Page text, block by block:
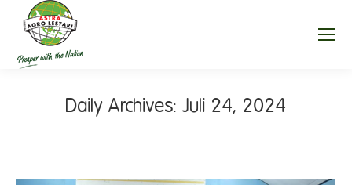
Daily Archives: Juli 24, 2024